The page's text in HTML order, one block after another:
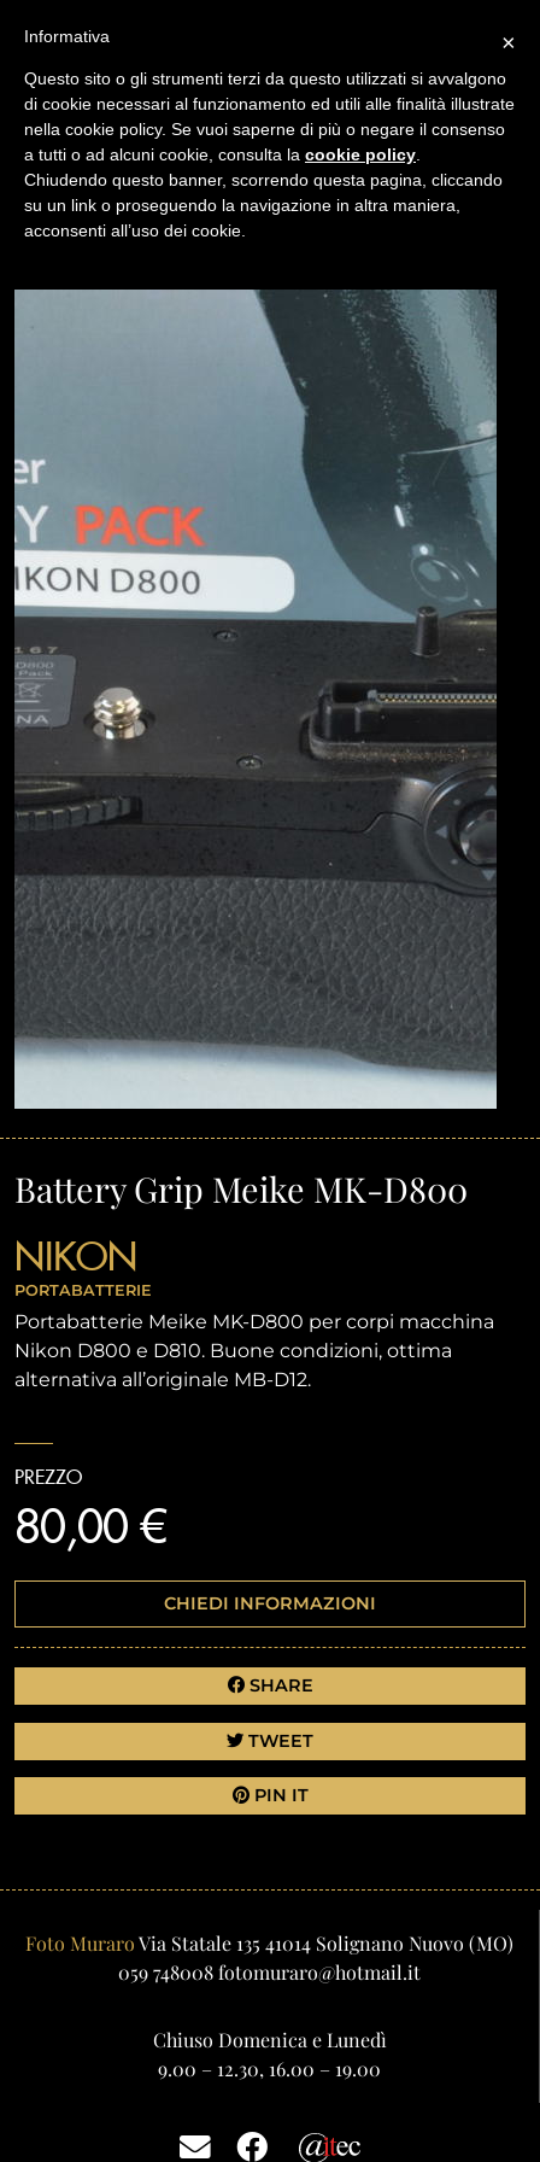
/ USATO BATTERY GRIP MEIKE MK-D800
NAVIGAZIONE
Battery Grip Meike MK-D800
NIKON
PORTABATTERIE
Portabatterie Meike MK-D800 per corpi macchina
Nikon D800 e D810. Buone condizioni, ottima
alternativa all’originale MB-D12.
PREZZO
80,00 €
CHIEDI INFORMAZIONI
SHARE
TWEET
PIN IT
Foto MuraroVia Statale 135 41014 Solignano Nuovo (MO)
059 748008fotomuraro@hotmail.it
Chiuso Domenica e Lunedì
9.00 – 12.30, 16.00 – 19.00
×
Informativa
Questo sito o gli strumenti terzi da questo utilizzati si avvalgono
di cookie necessari al funzionamento ed utili alle finalità illustrate
nella cookie policy. Se vuoi saperne di più o negare il consenso
a tutti o ad alcuni cookie, consulta la cookie policy
Chiudendo questo banner, scorrendo questa pagina, cliccando
su un link o proseguendo la navigazione in altra maniera,
acconsenti all’uso dei cookie.